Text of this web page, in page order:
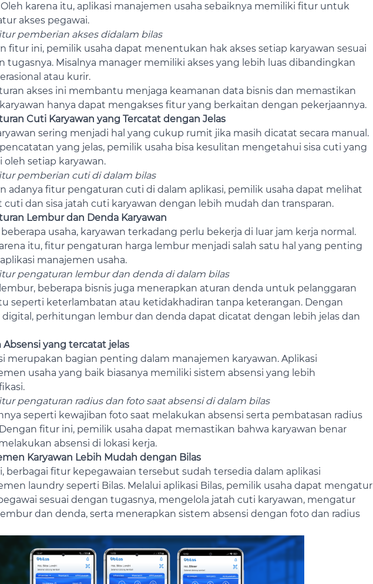
Oleh karena itu, aplikasi manajemen usaha sebaiknya memiliki fitur untuk
akses pegawai.
pemberian akses didalam bilas
fitur ini, pemilik usaha dapat menentukan hak akses setiap karyawan sesuai
tugasnya. Misalnya manager memiliki akses yang lebih luas dibandingkan
atau kurir.
akses ini membantu menjaga keamanan data bisnis dan memastikan
hanya dapat mengakses fitur yang berkaitan dengan pekerjaannya.
Cuti Karyawan yang Tercatat dengan Jelas
sering menjadi hal yang cukup rumit jika masih dicatat secara manual.
yang jelas, pemilik usaha bisa kesulitan mengetahui sisa cuti yang
oleh setiap karyawan.
pemberian cuti di dalam bilas
adanya fitur pengaturan cuti di dalam aplikasi, pemilik usaha dapat melihat
cuti dan sisa jatah cuti karyawan dengan lebih mudah dan transparan.
Lembur dan Denda Karyawan
usaha, karyawan terkadang perlu bekerja di luar jam kerja normal.
itu, fitur pengaturan harga lembur menjadi salah satu hal yang penting
manajemen usaha.
pengaturan lembur dan denda di dalam bilas
beberapa bisnis juga menerapkan aturan denda untuk pelanggaran
seperti keterlambatan atau ketidakhadiran tanpa keterangan. Dengan
perhitungan lembur dan denda dapat dicatat dengan lebih jelas dan
Absensi yang tercatat jelas
merupakan bagian penting dalam manajemen karyawan. Aplikasi
usaha yang baik biasanya memiliki sistem absensi yang lebih
pengaturan radius dan foto saat absensi di dalam bilas
seperti kewajiban foto saat melakukan absensi serta pembatasan radius
Dengan fitur ini, pemilik usaha dapat memastikan bahwa karyawan benar
absensi di lokasi kerja.
Karyawan Lebih Mudah dengan Bilas
berbagai fitur kepegawaian tersebut sudah tersedia dalam aplikasi
laundry seperti Bilas. Melalui aplikasi Bilas, pemilik usaha dapat mengatur
sesuai dengan tugasnya, mengelola jatah cuti karyawan, mengatur
dan denda, serta menerapkan sistem absensi dengan foto dan radius